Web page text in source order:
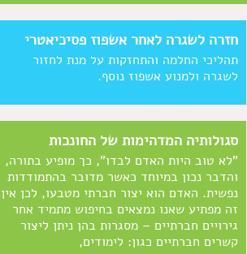
חזרה לשגרה לאחר אשפוז פסיכיאטרי
תהליכי החלמה והתחזקות על מנת לחזור
לשגרה ולמנוע אשפוז נוסף.
סגולותיה המדהימות של החונכות
"לא טוב היות האדם לבדו", כך מופיע בתורה,
והדבר נכון במיוחד כאשר מדובר בהתמודדות
נפשית. האדם הוא יצור חברתי מטבעו, לכן אין
זה מפתיע שאנו נמצאים בחיפוש מתמיד אחר
גירויים חברתיים – מסגרות בהן ניתן ליצור
קשרים חברתיים כגון: לימודים,